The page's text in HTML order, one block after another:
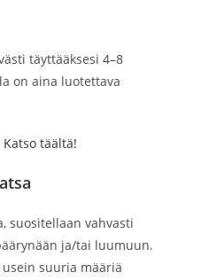
täyttääksesi 4–8
on aina luotettava
Katso täältä!
suositellaan vahvasti
ja/tai luumuun.
suuria määriä